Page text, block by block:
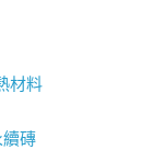
材料
續磚